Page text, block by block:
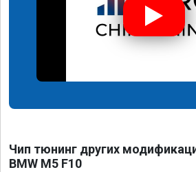
Чип тюнинг других
BMW M5 F10